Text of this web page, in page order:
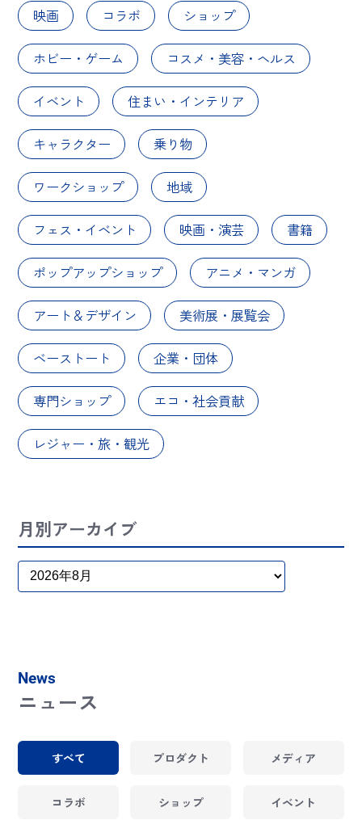
映画 コラボ ショップ
ホビー・ゲーム コスメ・美容・ヘルス
イベント 住まい・インテリア
キャラクター 乗り物
ワークショップ 地域
フェス・イベント 映画・演芸 書籍
ポップアップショップ アニメ・マンガ
アート＆デザイン 美術展・展覧会
ベーストート 企業・団体
専門ショップ エコ・社会貢献
レジャー・旅・観光
月別アーカイブ
News
ニュース
すべて プロダクト メディア
コラボ ショップ イベント